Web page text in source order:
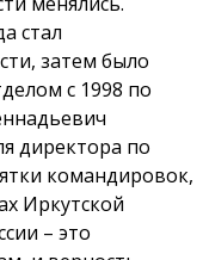
стал
затем было
с 1998 по
директора по
командировок,
Иркутской
– это